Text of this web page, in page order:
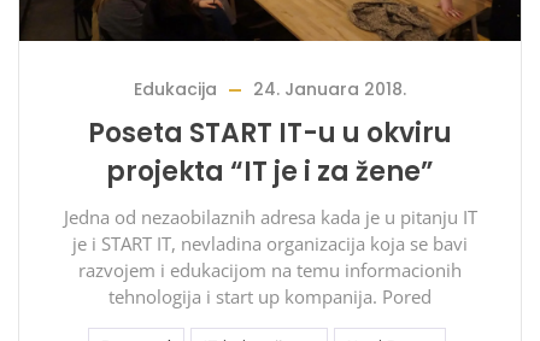
Edukacija 24. Januara 2018.
Poseta START IT-u u okviru
projekta “IT je i za žene”
Jedna od nezaobilaznih adresa kada je u pitanju IT
je i START IT, nevladina organizacija koja se bavi
razvojem i edukacijom na temu informacionih
tehnologija i start up kompanija. Pored